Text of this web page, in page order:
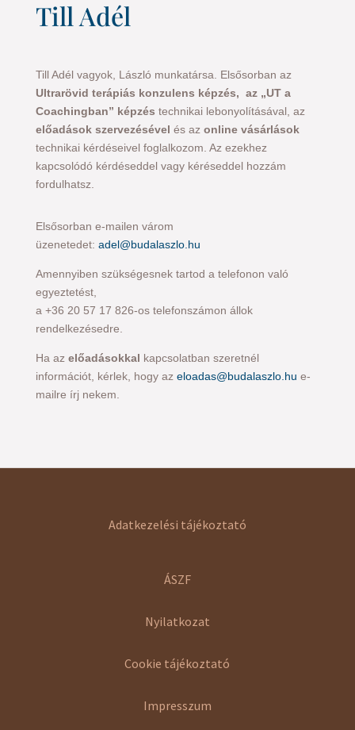
Till Adél
Till Adél vagyok, László munkatársa. Elsősorban az
Ultrarövid terápiás konzulens képzés, az „UT a
Coachingban” képzés technikai lebonyolításával, az
előadások szervezésével és az online vásárlások
technikai kérdéseivel foglalkozom. Az ezekhez
kapcsolódó kérdéseddel vagy kéréseddel hozzám
fordulhatsz.
Elsősorban e-mailen várom
üzenetedet: adel@budalaszlo.hu
Amennyiben szükségesnek tartod a telefonon való
egyeztetést,
a +36 20 57 17 826-os telefonszámon állok
rendelkezésedre.
Ha az előadásokkal kapcsolatban szeretnél
információt, kérlek, hogy az eloadas@budalaszlo.hu e-
mailre írj nekem.
Adatkezelési tájékoztató
ÁSZF
Nyilatkozat
Cookie tájékoztató
Impresszum